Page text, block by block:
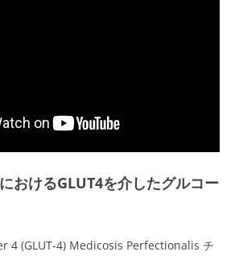
おけるGLUT4を介したグルコー
4 (GLUT-4) Medicosis Perfectionalis チ